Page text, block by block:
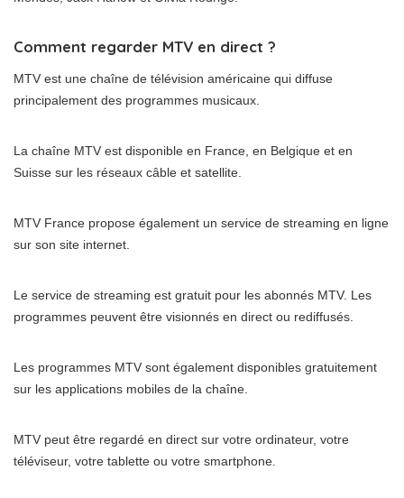
Comment regarder MTV en direct ?
MTV est une chaîne de télévision américaine qui diffuse
principalement des programmes musicaux.
La chaîne MTV est disponible en France, en Belgique et en
Suisse sur les réseaux câble et satellite.
MTV France propose également un service de streaming en ligne
sur son site internet.
Le service de streaming est gratuit pour les abonnés MTV. Les
programmes peuvent être visionnés en direct ou rediffusés.
Les programmes MTV sont également disponibles gratuitement
sur les applications mobiles de la chaîne.
MTV peut être regardé en direct sur votre ordinateur, votre
téléviseur, votre tablette ou votre smartphone.